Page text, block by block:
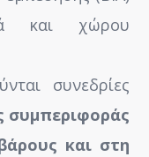
και χώρου
συνεδρίες
συμπεριφοράς
και στη